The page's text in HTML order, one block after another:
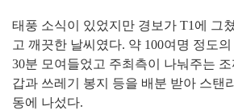
태풍 소식이 있었지만 경보가 T1에 그
고 깨끗한 날씨였다. 약 100여명 정도의
30분 모여들었고 주최측이 나눠주는
갑과 쓰레기 봉지 등을 배분 받아 스탠
동에 나섰다.